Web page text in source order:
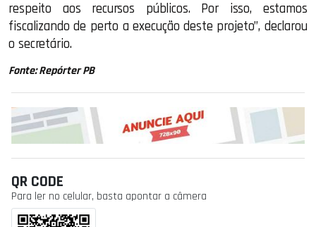
respeito aos recursos públicos. Por isso, estamos
fiscalizando de perto a execução deste projeto”, declarou
o secretário.
Fonte: Repórter PB
QR CODE
Para ler no celular, basta apontar a câmera